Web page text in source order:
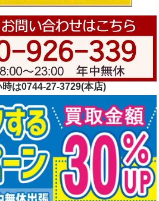
は0744-27-3729(本店)